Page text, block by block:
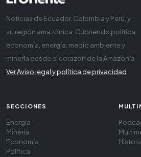
Noticias de Ecuador, Colombia y Perú, y
su región amazónica. Cubriendo política,
economía, energía, medio ambiente y
minería desde el corazón de la Amazonía
Ver Aviso legal y política de privacidad
SECCIONES
Energía
Minería
Economía
Política